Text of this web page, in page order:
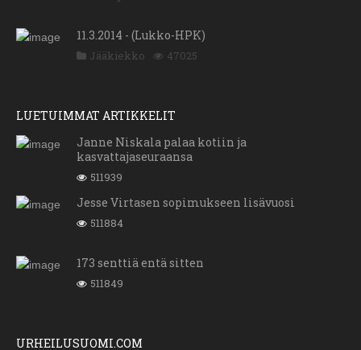
11.3.2014 - (Lukko-HPK)
Jääkiekko 47025
LUETUIMMAT ARTIKKELIT
Janne Niskala palaa kotiin ja
kasvattajaseuraansa
511939
Jesse Virtasen sopimukseen lisävuosi
511884
173 senttiä entä sitten
511849
URHEILUSUOMI.COM